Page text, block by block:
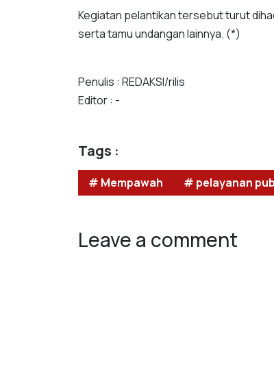
Kegiatan pelantikan tersebut turut
serta tamu undangan lainnya. (*)
Penulis : REDAKSI/rilis
Editor : -
Tags :
# Mempawah # pelayanan
Leave a comment